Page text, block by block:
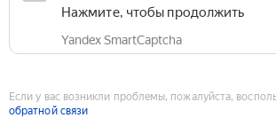
Нажмите, чтобы продолжить
Yandex SmartCaptcha
Если у вас возникли проблемы, пожалуйста,
обратной связи